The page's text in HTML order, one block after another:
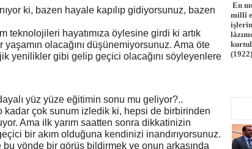
ki, bazen hayale kapılıp gidiyorsunuz, bazen
hayatımıza öylesine girdi ki artık
olacağını düşünemiyorsunuz. Ama öte
yenilikler gibi gelip geçici olacağını söyleyenlere
yüz yüze eğitimin sonu mu geliyor?..
çok sunum izledik ki, hepsi de birbirinden
Ama ilk yarım saatten sonra dikkatinizin
bir akım olduğuna kendinizi inandırıyorsunuz.
yönde bir görüş bildirmek ve onun arkasında
En
millî
(1922)